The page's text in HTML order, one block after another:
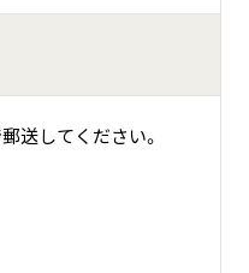
送してください。